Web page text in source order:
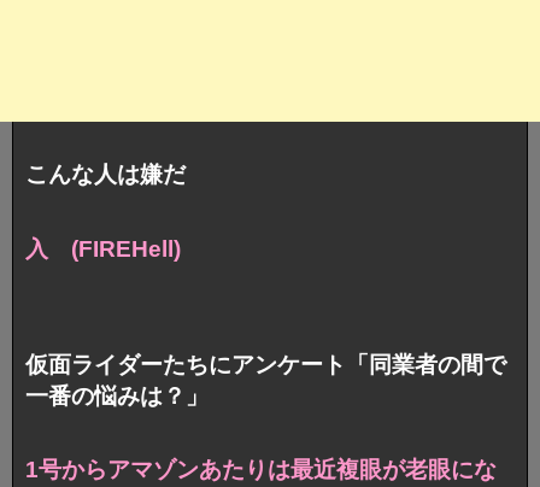
こんな人は嫌だ
入 (FIREHell)
仮面ライダーたちにアンケート「同業者の間で
一番の悩みは？」
1号からアマゾンあたりは最近複眼が老眼にな